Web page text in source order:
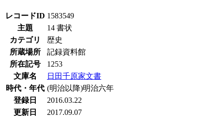
レコードID 1583549
主題
14 書状
カテゴリ
歴史
所蔵場所
記録資料館
所在記号
1253
文庫名
日田千原家文書
時代・年代 (明治以降)明治六年
登録日
2016.03.22
更新日
2017.09.07